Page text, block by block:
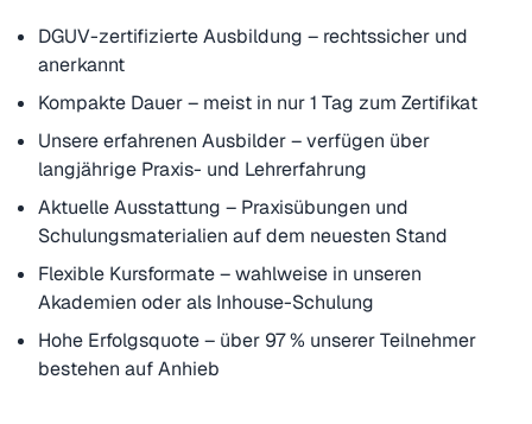
DGUV-zertifizierte Ausbildung – rechtssicher und
anerkannt
Kompakte Dauer – meist in nur 1 Tag zum Zertifikat
Unsere erfahrenen Ausbilder – verfügen über
langjährige Praxis- und Lehrerfahrung
Aktuelle Ausstattung – Praxisübungen und
Schulungsmaterialien auf dem neuesten Stand
Flexible Kursformate – wahlweise in unseren
Akademien oder als Inhouse-Schulung
Hohe Erfolgsquote – über 97 % unserer Teilnehmer
bestehen auf Anhieb